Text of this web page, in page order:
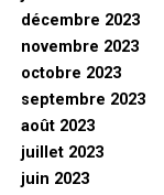
décembre 2023
novembre 2023
octobre 2023
septembre 2023
août 2023
juillet 2023
juin 2023